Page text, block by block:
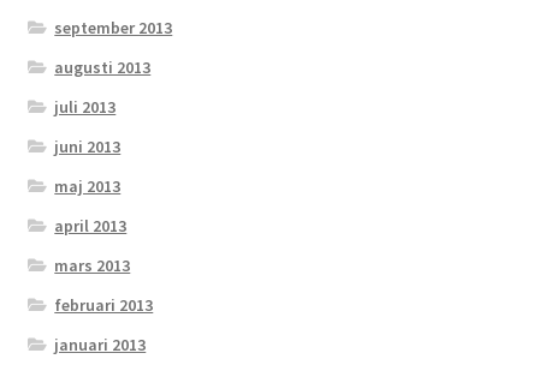
september 2013
augusti 2013
juli 2013
juni 2013
maj 2013
april 2013
mars 2013
februari 2013
januari 2013